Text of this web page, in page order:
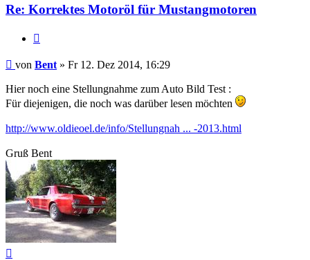
Re: Korrektes Motoröl für Mustangmotoren
Beitrag
von Bent » Fr 12. Dez 2014, 16:29
Hier noch eine Stellungnahme zum Auto Bild Test :
Für diejenigen, die noch was darüber lesen möchten
http://www.oldieoel.de/info/Stellungnah ... -2013.html
Gruß Bent